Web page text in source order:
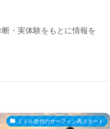
・実体験をもとに情報を
ミドル世代のサーフィン再スタート